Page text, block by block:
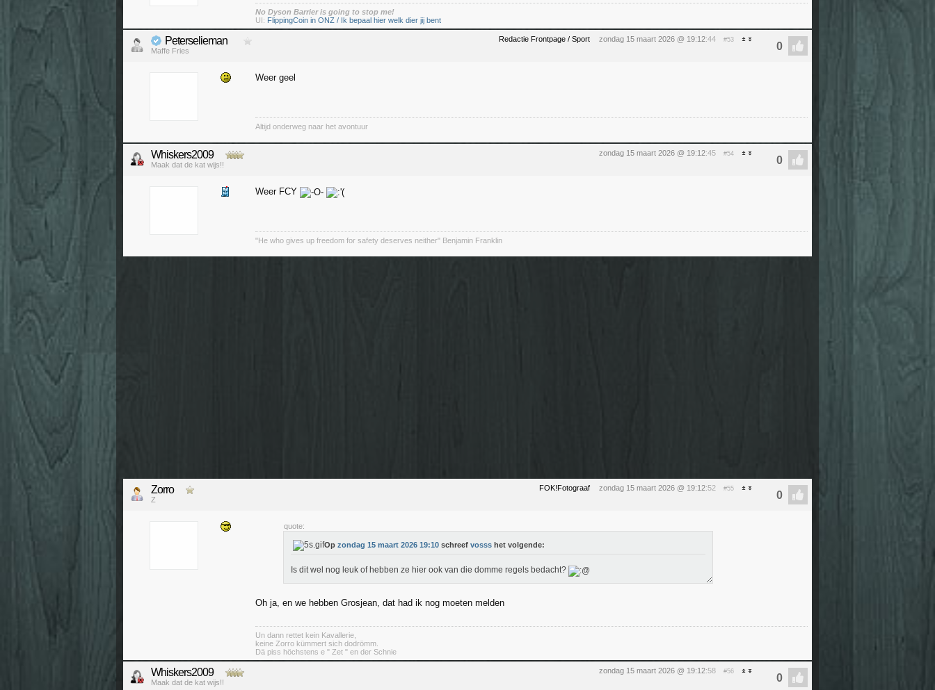
No Dyson Barrier is going to stop me!
UI: FlippingCoin in ONZ / Ik bepaal hier welk dier jij bent
Redactie Frontpage / Sport zondag 15 maart 2026 @ 19:12:44 #53
Peterselieman
Maffe Fries
Weer geel
Altijd onderweg naar het avontuur
zondag 15 maart 2026 @ 19:12:45 #54
Whiskers2009
Maak dat de kat wijs!!
Weer FCY
"He who gives up freedom for safety deserves neither" Benjamin Franklin
FOK!Fotograaf zondag 15 maart 2026 @ 19:12:52 #55
Zorro
Z
quote:
Op zondag 15 maart 2026 19:10 schreef vosss het volgende:
Is dit wel nog leuk of hebben ze hier ook van die domme regels bedacht?
Oh ja, en we hebben Grosjean, dat had ik nog moeten melden
Un dann rettet kein Kavallerie,
keine Zorro kümmert sich dodrömm.
Dä piss höchstens e " Zet " en der Schnie
zondag 15 maart 2026 @ 19:12:58 #56
Whiskers2009
Maak dat de kat wijs!!